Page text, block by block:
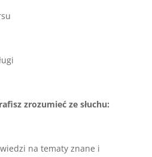
zrozumieć ze słuchu:
na tematy znane i